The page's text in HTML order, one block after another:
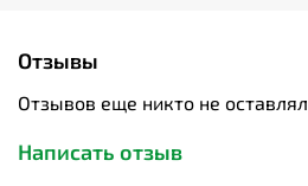
Отзывы
Отзывов еще никто не оставлял
Написать отзыв